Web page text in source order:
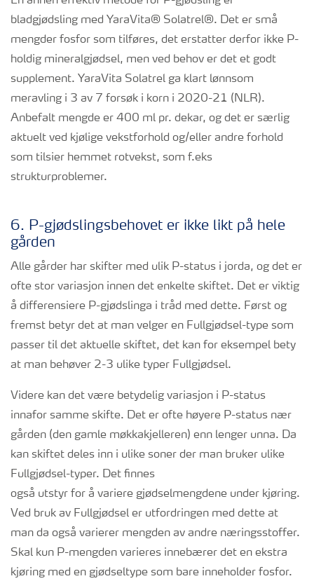
bladgjødsling med YaraVita® Solatrel®. Det er små
mengder fosfor som tilføres, det erstatter derfor ikke P-
holdig mineralgjødsel, men ved behov er det et godt
supplement. YaraVita Solatrel ga klart lønnsom
meravling i 3 av 7 forsøk i korn i 2020-21 (NLR).
Anbefalt mengde er 400 ml pr. dekar, og det er særlig
aktuelt ved kjølige vekstforhold og/eller andre forhold
som tilsier hemmet rotvekst, som f.eks
strukturproblemer.
6. P-gjødslingsbehovet er ikke likt på hele
gården
Alle gårder har skifter med ulik P-status i jorda, og det er
ofte stor variasjon innen det enkelte skiftet. Det er viktig
å differensiere P-gjødslinga i tråd med dette. Først og
fremst betyr det at man velger en Fullgjødsel-type som
passer til det aktuelle skiftet, det kan for eksempel bety
at man behøver 2-3 ulike typer Fullgjødsel.
Videre kan det være betydelig variasjon i P-status
innafor samme skifte. Det er ofte høyere P-status nær
gården (den gamle møkkakjelleren) enn lenger unna. Da
kan skiftet deles inn i ulike soner der man bruker ulike
Fullgjødsel-typer. Det finnes
også utstyr for å variere gjødselmengdene under kjøring.
Ved bruk av Fullgjødsel er utfordringen med dette at
man da også varierer mengden av andre næringsstoffer.
Skal kun P-mengden varieres innebærer det en ekstra
kjøring med en gjødseltype som bare inneholder fosfor.